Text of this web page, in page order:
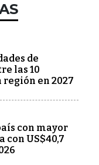
de
las 10
región en 2027
con mayor
con US$40,7